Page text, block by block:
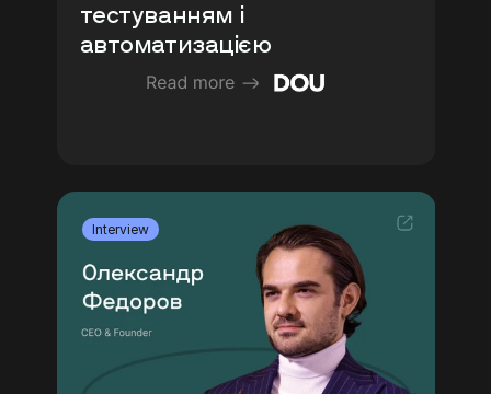
тестуванням і
автоматизацією
Interview